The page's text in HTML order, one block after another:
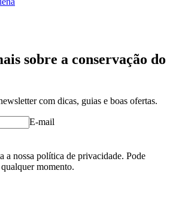
com garrafeiras WINEREX aqui.
adegas (abre numa nova janela e requer que
64
sobre a conservação do
com dicas, guias e boas ofertas.
E-mail
a nossa política de privacidade. Pode
momento.